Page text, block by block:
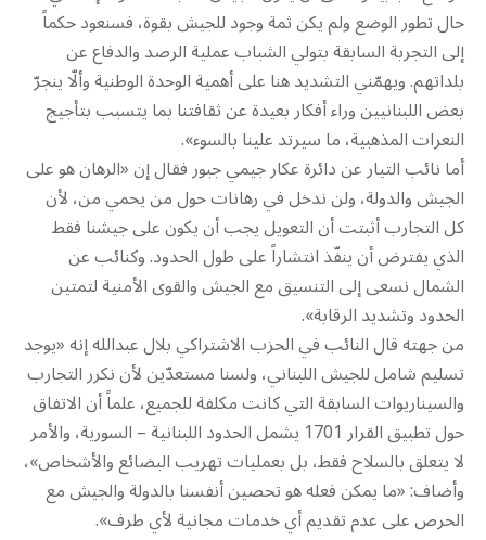
حال تطور الوضع ولم يكن ثمة وجود للجيش بقوة، فسنعود حكماً
إلى التجربة السابقة بتولي الشباب عملية الرصد والدفاع عن
بلداتهم. ويهمّني التشديد هنا على أهمية الوحدة الوطنية وألّا ينجرّ
بعض اللبنانيين وراء أفكار بعيدة عن ثقافتنا بما يتسبب بتأجيج
النعرات المذهبية، ما سيرتد علينا بالسوء».
أما نائب التيار عن دائرة عكار جيمي جبور فقال إن «الرهان هو على
الجيش والدولة، ولن ندخل في رهانات حول من يحمي من، لأن
كل التجارب أثبتت أن التعويل يجب أن يكون على جيشنا فقط
الذي يفترض أن ينفّذ انتشاراً على طول الحدود. وكنائب عن
الشمال نسعى إلى التنسيق مع الجيش والقوى الأمنية لتمتين
الحدود وتشديد الرقابة».
من جهته قال النائب في الحزب الاشتراكي بلال عبدالله إنه «يوجد
تسليم شامل للجيش اللبناني، ولسنا مستعدّين لأن نكرر التجارب
والسيناريوات السابقة التي كانت مكلفة للجميع، علماً أن الاتفاق
حول تطبيق القرار 1701 يشمل الحدود اللبنانية – السورية، والأمر
لا يتعلق بالسلاح فقط، بل بعمليات تهريب البضائع والأشخاص»،
وأضاف: «ما يمكن فعله هو تحصين أنفسنا بالدولة والجيش مع
الحرص على عدم تقديم أي خدمات مجانية لأي طرف».